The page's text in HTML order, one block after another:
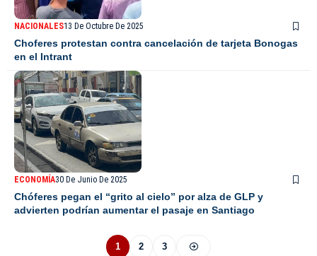
NACIONALES13 De Octubre De 2025
Choferes protestan contra cancelación de tarjeta Bonogas
en el Intrant
ECONOMÍA30 De Junio De 2025
Chóferes pegan el “grito al cielo” por alza de GLP y
advierten podrían aumentar el pasaje en Santiago
1 2 3